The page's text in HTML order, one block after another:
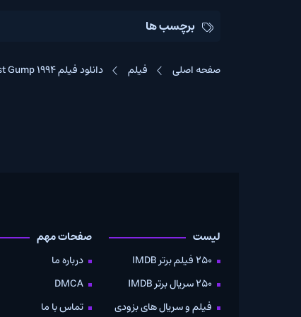
برچسب ها
فیلم دانلود فیلم Forrest Gump 1994
فیلم و سریال های بزودی
صفحات مهم
درباره ما
DMCA
تماس با ما